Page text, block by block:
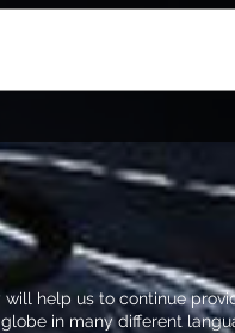
will help us to continue
in many different